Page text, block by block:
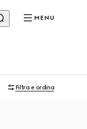
MENU
Filtra e ordina